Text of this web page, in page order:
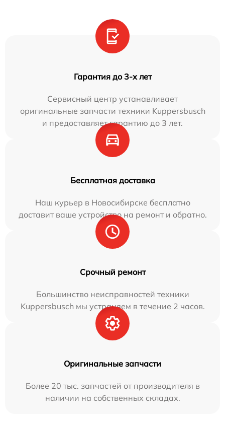
Гарантия до 3-х лет
Сервисный центр устанавливает
оригинальные запчасти техники Kuppersbusch
и предоставляет гарантию до 3 лет.
Бесплатная доставка
Наш курьер в Новосибирске бесплатно
доставит ваше устройство на ремонт и обратно.
Срочный ремонт
Большинство неисправностей техники
Kuppersbusch мы устраняем в течение 2 часов.
Оригинальные запчасти
Более 20 тыс. запчастей от производителя в
наличии на собственных складах.